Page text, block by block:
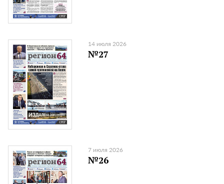
14 июля 2026
№27
7 июля 2026
№26